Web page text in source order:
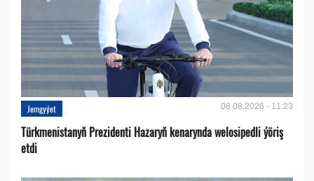
Jemgyýet 08.08.2026 - 11:23
Türkmenistanyň Prezidenti Hazaryň kenarynda welosipedli ýöriş
etdi